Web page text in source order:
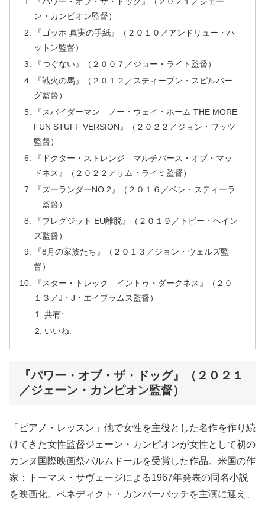
ン・カンピオン監督）
『ゴッホ 真実の手紙』（２０１０／アンドリュー・ハ
ットン監督）
『つぐない』（２００７／ジョー・ライト監督）
『戦火の馬』（２０１２／スティーブン・スピルバー
グ監督）
『スパイダーマン ノー・ウェイ・ホーム THE MORE
FUN STUFF VERSION』（２０２２／ジョン・ワッツ
監督）
『ドクター・ストレンジ マルチバース・オブ・マッ
ドネス』（２０２２／サム・ライミ監督）
『ズーランダーNO.2』（２０１６／ベン・スティーラ
―監督）
『ブレグジット EU離脱』（２０１９／トビー・ヘイン
ズ監督）
『8月の家族たち』（２０１３／ジョン・ウェルズ監
督）
『スター・トレック イントゥ・ダークネス』（２０
１３／J・J・エイブラムス監督）
共有:
いいね:
『パワー・オブ・ザ・ドッグ』（２０２１
／ジェーン・カンピオン監督）
「ピアノ・レッスン」他で女性を主役とした名作を作り続
けてきた女性監督ジェーン・カンピオンが女性として初の
カンヌ国際映画祭パルムドールを受賞した作品。米国の作
家：トーマス・サヴェージによる1967年発表の同名小説
を映画化。ベネディクト・カンバーバッチを主演に迎え、